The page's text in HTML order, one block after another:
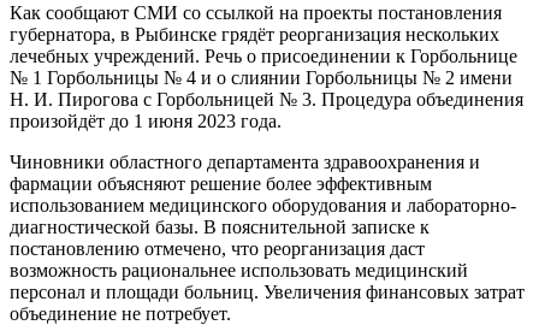
Как сообщают СМИ со ссылкой на проекты постановления
губернатора, в Рыбинске грядёт реорганизация нескольких
лечебных учреждений. Речь о присоединении к Горбольнице
№ 1 Горбольницы № 4 и о слиянии Горбольницы № 2 имени
Н. И. Пирогова с Горбольницей № 3. Процедура объединения
произойдёт до 1 июня 2023 года.
Чиновники областного департамента здравоохранения и
фармации объясняют решение более эффективным
использованием медицинского оборудования и лабораторно-
диагностической базы. В пояснительной записке к
постановлению отмечено, что реорганизация даст
возможность рациональнее использовать медицинский
персонал и площади больниц. Увеличения финансовых затрат
объединение не потребует.